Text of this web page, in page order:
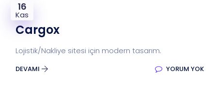
16
Kas
Cargox
Lojistik/Nakliye sitesi için modern tasarım.
DEVAMI YORUM YOK